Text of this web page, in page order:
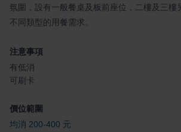
氛圍，設有一般餐桌及板前座位，二樓及三樓
不同類型的用餐需求。
注意事項
有低消
可刷卡
價位範圍
均消 200-400 元